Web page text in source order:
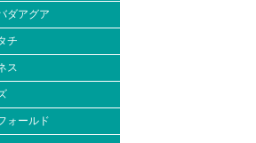
ダアグア
チ
ス
ォールド